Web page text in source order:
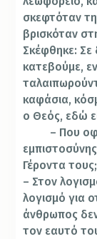
σκεφτόταν
βρισκόταν
Σκέφθηκε:
κατεβούμε,
καφάσια,
ο Θεός, εδώ
– Που
Γέροντα τους;
– Στον
λογισμό για
άνθρωπος δεν
τον εαυτό